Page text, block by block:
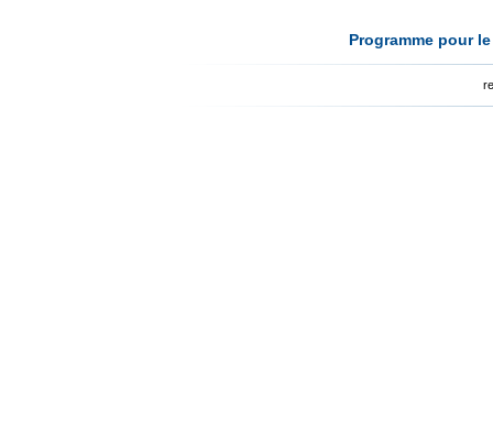
Programme pour